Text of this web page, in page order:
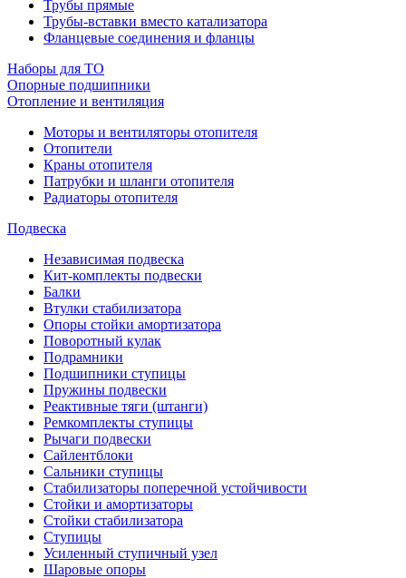
Трубы прямые
Трубы-вставки вместо катализатора
Фланцевые соединения и фланцы
Наборы для ТО
Опорные подшипники
Отопление и вентиляция
Моторы и вентиляторы отопителя
Отопители
Краны отопителя
Патрубки и шланги отопителя
Радиаторы отопителя
Подвеска
Независимая подвеска
Кит-комплекты подвески
Балки
Втулки стабилизатора
Опоры стойки амортизатора
Поворотный кулак
Подрамники
Подшипники ступицы
Пружины подвески
Реактивные тяги (штанги)
Ремкомплекты ступицы
Рычаги подвески
Сайлентблоки
Сальники ступицы
Стабилизаторы поперечной устойчивости
Стойки и амортизаторы
Стойки стабилизатора
Ступицы
Усиленный ступичный узел
Шаровые опоры